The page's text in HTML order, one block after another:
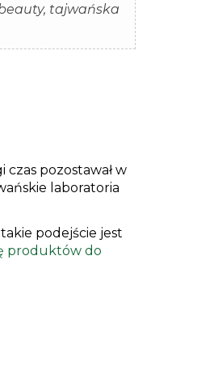
tajwańska
pozostawał w
laboratoria
takie podejście jest
produktów do